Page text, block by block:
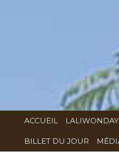
ACCUEIL LALIWONDAY
BILLET DU JOUR